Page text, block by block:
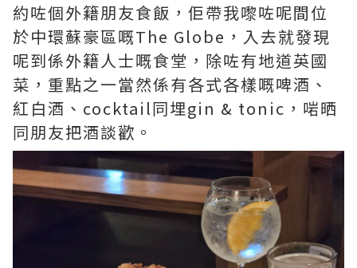
約咗個外籍朋友食飯，佢帶我嚟咗呢間位
於中環蘇豪區嘅The Globe，入去就發現
呢到係外籍人士嘅食堂，除咗有地道英國
菜，重點之一當然係有各式各樣嘅啤酒、
紅白酒、cocktail同埋gin & tonic，啱晒
同朋友把酒談歡。